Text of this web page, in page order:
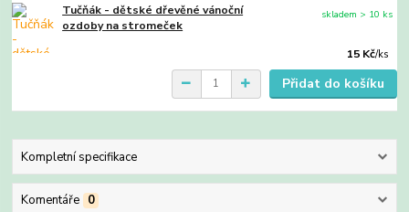
Tučňák - dětské dřevěné vánoční
ozdoby na stromeček
15 Kč/ks
skladem > 10 ks
Přidat do košíku
Kompletní specifikace
Komentáře 0